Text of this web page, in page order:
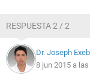
RESPUESTA 2 / 2
Dr. Joseph
8 jun 2015 a